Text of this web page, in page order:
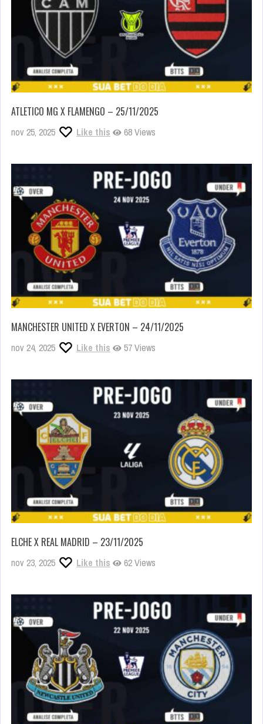
ATLETICO MG X FLAMENGO – 25/11/2025
nov 25, 2025 Like this 68 Views
MANCHESTER UNITED X EVERTON – 24/11/2025
nov 24, 2025 Like this 57 Views
ELCHE X REAL MADRID – 23/11/2025
nov 23, 2025 Like this 62 Views